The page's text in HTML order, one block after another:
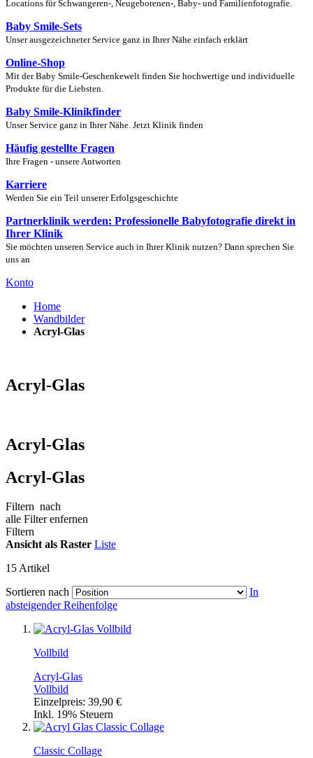
Locations für Schwangeren-, Neugeborenen-, Baby- und Familienfotografie.
Baby Smile-Sets
Unser ausgezeichneter Service ganz in Ihrer Nähe einfach erklärt
Online-Shop
Mit der Baby Smile-Geschenkewelt finden Sie hochwertige und individuelle
Produkte für die Liebsten.
Baby Smile-Klinikfinder
Unser Service ganz in Ihrer Nähe. Jetzt Klinik finden
Häufig gestellte Fragen
Ihre Fragen - unsere Antworten
Karriere
Werden Sie ein Teil unserer Erfolgsgeschichte
Partnerklinik werden: Professionelle Babyfotografie direkt in
Ihrer Klinik
Sie möchten unseren Service auch in Ihrer Klinik nutzen? Dann sprechen Sie
uns an
Konto
Home
Wandbilder
Acryl-Glas
Acryl-Glas
Acryl-Glas
Acryl-Glas
Filtern nach
alle Filter enfernen
Filtern
Ansicht als Raster Liste
15Artikel
Sortieren nach
In
absteigender Reihenfolge
Vollbild
Acryl-Glas
Vollbild
Einzelpreis: 39,90 €
Inkl. 19% Steuern
Classic Collage